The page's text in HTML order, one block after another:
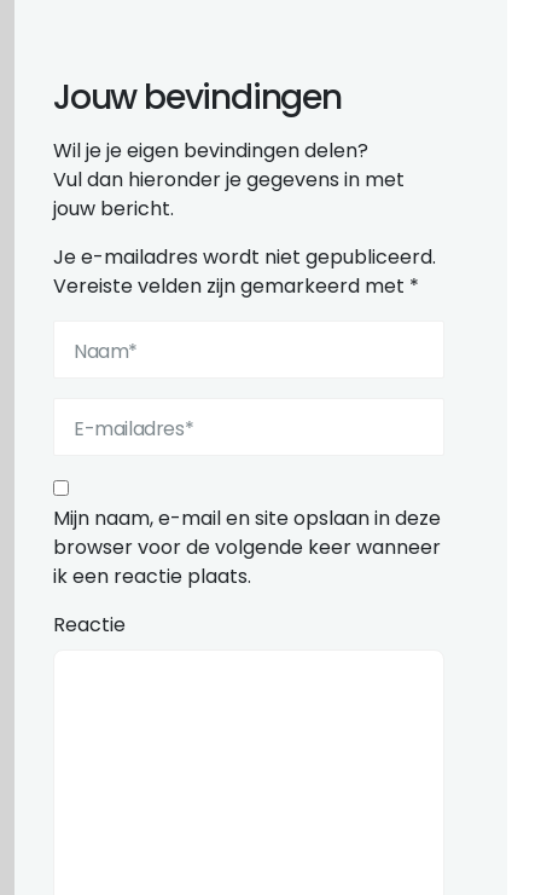
Jouw bevindingen
Wil je je eigen bevindingen delen?
Vul dan hieronder je gegevens in met
jouw bericht.
Je e-mailadres wordt niet gepubliceerd.
Vereiste velden zijn gemarkeerd met *
Mijn naam, e-mail en site opslaan in deze
browser voor de volgende keer wanneer
ik een reactie plaats.
Reactie